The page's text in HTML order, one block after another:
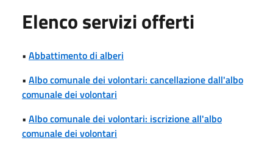
Elenco servizi offerti
• Abbattimento di alberi
• Albo comunale dei volontari: cancellazione dall'albo
comunale dei volontari
• Albo comunale dei volontari: iscrizione all'albo
comunale dei volontari